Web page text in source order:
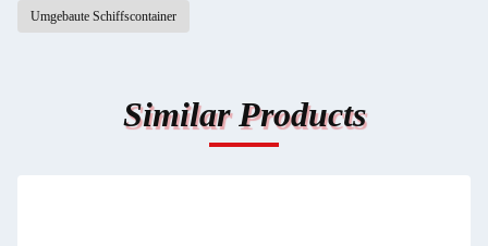
Umgebaute Schiffscontainer
Similar Products